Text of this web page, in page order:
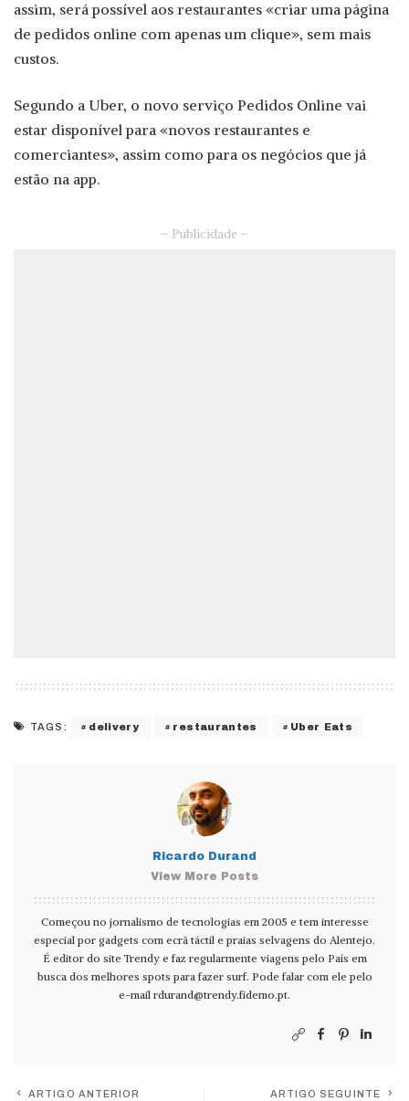
assim, será possível aos restaurantes «criar uma página
de pedidos online com apenas um clique», sem mais
custos.
Segundo a Uber, o novo serviço Pedidos Online vai
estar disponível para «novos restaurantes e
comerciantes», assim como para os negócios que já
estão na app.
– Publicidade –
TAGS: delivery restaurantes Uber Eats
Ricardo Durand
View More Posts
Começou no jornalismo de tecnologias em 2005 e tem interesse
especial por gadgets com ecrã táctil e praias selvagens do Alentejo.
É editor do site Trendy e faz regularmente viagens pelo País em
busca dos melhores spots para fazer surf. Pode falar com ele pelo
e-mail rdurand@trendy.fidemo.pt.
ARTIGO ANTERIOR ARTIGO SEGUINTE